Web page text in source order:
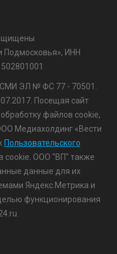
Подмосковья», ИНН
СМИ ЭЛ № ФС 77 - 70501.
Посещая сайт
файлов cookie,
Медиахолдинг «Вести
Пользовательского
cookie. ООО "ВП" также
данные для их
Яндекс.Метрика и
функционирования